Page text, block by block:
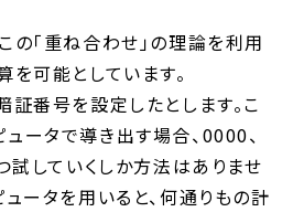
の「重ね合わせ」の理論を利用
を可能としています。
証番号を設定したとします。こ
ータで導き出す場合、0000、
していくしか方法はありませ
ュータを用いると、何通りもの計